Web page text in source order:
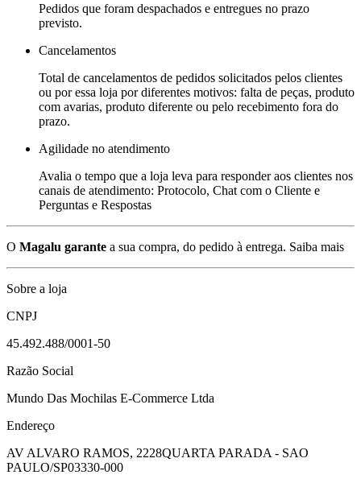
Pedidos que foram despachados e entregues no prazo
previsto.
Cancelamentos
Total de cancelamentos de pedidos solicitados pelos clientes
ou por essa loja por diferentes motivos: falta de peças, produto
com avarias, produto diferente ou pelo recebimento fora do
prazo.
Agilidade no atendimento
Avalia o tempo que a loja leva para responder aos clientes nos
canais de atendimento: Protocolo, Chat com o Cliente e
Perguntas e Respostas
O Magalu garante a sua compra, do pedido à entrega. Saiba mais
Sobre a loja
CNPJ
45.492.488/0001-50
Razão Social
Mundo Das Mochilas E-Commerce Ltda
Endereço
AV ALVARO RAMOS, 2228QUARTA PARADA - SAO
PAULO/SP03330-000